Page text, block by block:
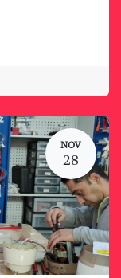
NOV
28